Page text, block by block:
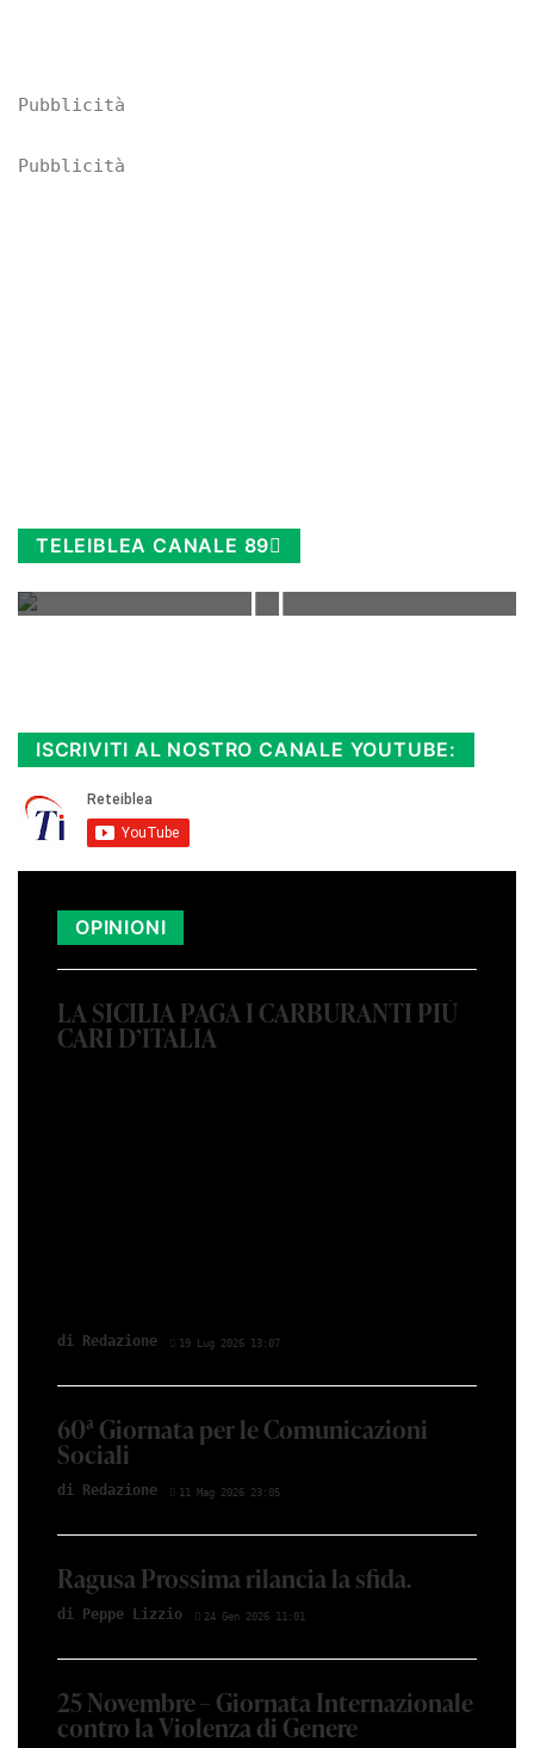
Pubblicità
Pubblicità
TELEIBLEA CANALE 89
ISCRIVITI AL NOSTRO CANALE YOUTUBE:
OPINIONI
LA SICILIA PAGA I CARBURANTI PIÙ
CARI D’ITALIA
di Redazione 19 Lug 2026 13:07
60ª Giornata per le Comunicazioni
Sociali
di Redazione 11 Mag 2026 23:05
Ragusa Prossima rilancia la sfida.
di Peppe Lizzio 24 Gen 2026 11:01
25 Novembre – Giornata Internazionale
contro la Violenza di Genere